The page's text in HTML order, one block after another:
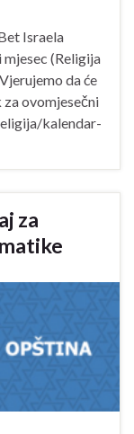
Israela
(Religija
da će
ovomjesečni
kalendar-
za